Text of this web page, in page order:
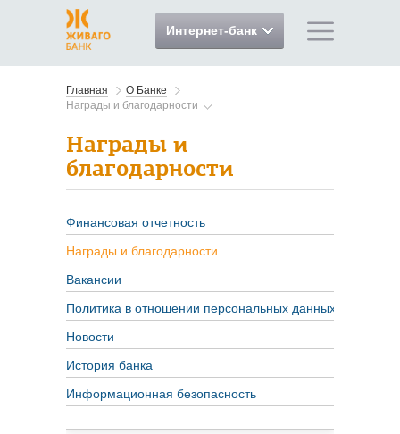
Интернет-банк
Главная
О Банке
Награды и благодарности
Награды и
благодарности
Финансовая отчетность
Награды и благодарности
Вакансии
Политика в отношении персональных данных
Новости
История банка
Информационная безопасность